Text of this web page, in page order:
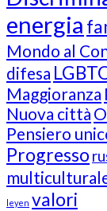
energia
Mondo al
difesa
Maggioranza
Nuova città
Pensiero
Progresso
leyen valori